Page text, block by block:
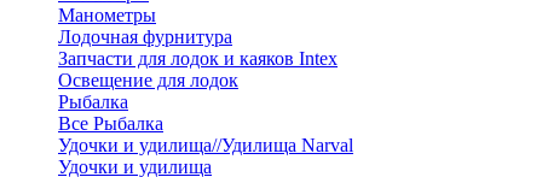
Манометры
Лодочная фурнитура
Запчасти для лодок и каяков Intex
Освещение для лодок
Рыбалка
Все Рыбалка
Удочки и удилища//Удилища Narval
Удочки и удилища